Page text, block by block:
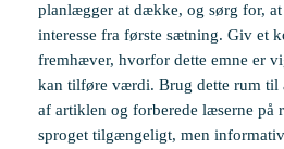
planlægger at dække, og sørg for,
interesse fra første sætning. Giv et
fremhæver, hvorfor dette emne er
kan tilføre værdi. Brug dette rum til
af artiklen og forberede læserne på
sproget tilgængeligt, men